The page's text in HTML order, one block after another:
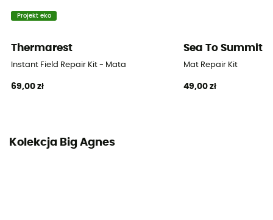
Projekt eko
Thermarest
Instant Field Repair Kit - Mata
69,00 zł
Sea To Summit
Mat Repair Kit
49,00 zł
Kolekcja Big Agnes